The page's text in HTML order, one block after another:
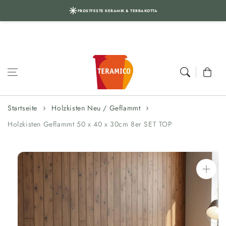
FROSTFESTE KERAMIK & TERRAKOTTA
Zum Inhalt
Startseite
Holzkisten Neu / Geflammt
Holzkisten Geflammt 50 x 40 x 30cm 8er SET TOP
Produktinformation
springen